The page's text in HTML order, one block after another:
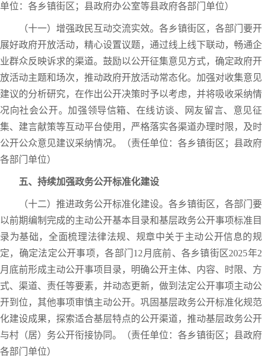
单位：各乡镇街区；县政府办公室等县政府各部门单位）
（十一）增强政民互动交流实效。各乡镇街区，各部门要开
展好政府开放活动，精心设置议题，通过线上线下联动，畅通企
业群众反映诉求的渠道。鼓励以公开征集意见方式，确定政府开
放活动主题和场次，推动政府开放活动常态化。加强对收集意见
建议的分析研究，在作出公开决策时予以考虑，并将吸收采纳情
况向社会公开。加强领导信箱、在线访谈、网友留言、意见征
集、建言献策等互动平台使用，严格落实各渠道办理时限，及时
公开公众意见建议采纳情况。（责任单位：各乡镇街区；县政府
各部门单位）
五、持续加强政务公开标准化建设
（十二）推进政务公开标准化建设。各乡镇街区，各部门要
以前期编制完成的主动公开基本目录和基层政务公开事项标准目
录为基础，全面梳理法律法规、规章中关于主动公开信息的规
定，确定法定公开事项，各部门12月底前、各乡镇街区2025年2
月底前形成主动公开事项目录，明确公开主体、内容、时限、方
式、渠道、责任等要素，并动态更新，做到法定公开事项主动公
开到位，其他事项审慎主动公开。巩固基层政务公开标准化规范
化建设成果，探索适合基层特点的公开渠道，推动基层政务公开
与村（居）务公开衔接协同。（责任单位：各乡镇街区；县政府
各部门单位）